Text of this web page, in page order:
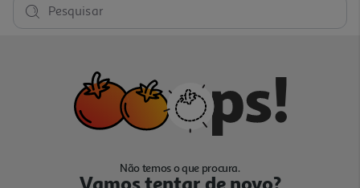
Pesquisar
Não temos o que procura.
Vamos tentar de novo?